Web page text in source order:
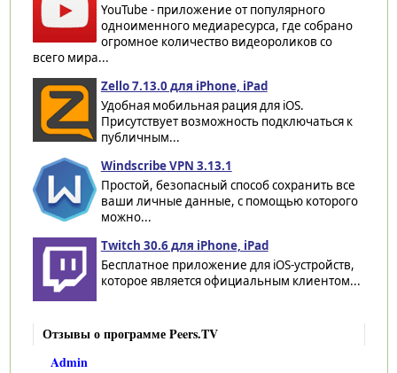
YouTube - приложение от популярного
одноименного медиаресурса, где собрано
огромное количество видеороликов со
всего мира...
Zello 7.13.0 для iPhone, iPad
Удобная мобильная рация для iOS.
Присутствует возможность подключаться к
публичным...
Windscribe VPN 3.13.1
Простой, безопасный способ сохранить все
ваши личные данные, с помощью которого
можно...
Twitch 30.6 для iPhone, iPad
Бесплатное приложение для iOS-устройств,
которое является официальным клиентом...
Отзывы о программе Peers.TV
Admin